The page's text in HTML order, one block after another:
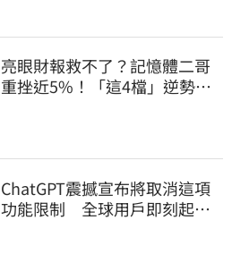
亮眼財報救不了？記憶體二哥
重挫近5%！「這4檔」逆勢上
ChatGPT震撼宣布將取消這項
功能限制 全球用戶即刻起